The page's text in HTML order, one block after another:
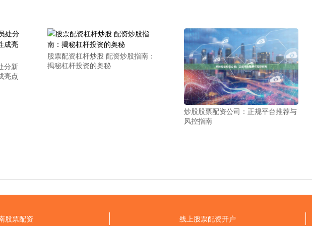
分新
亮点
股票配资杠杆炒股 配资炒股指南：
揭秘杠杆投资的奥秘
炒股股票配资公司：正规平台推荐与
风控指南
股票配资 线上股票配资开户